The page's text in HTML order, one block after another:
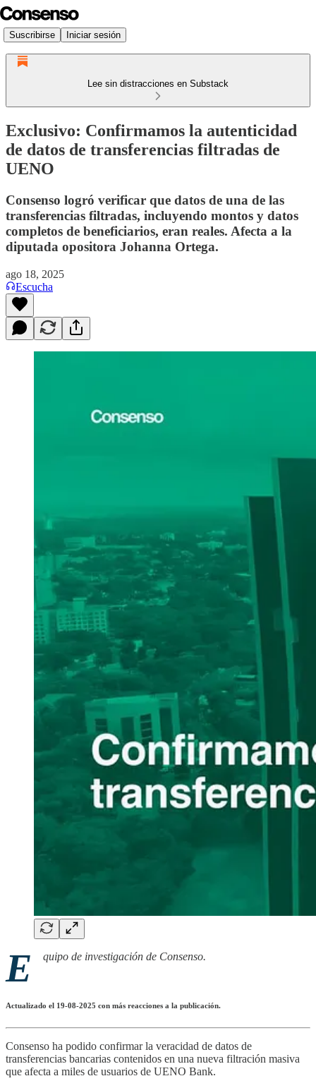
Suscribirse Iniciar sesión
Lee sin distracciones en Substack
Exclusivo: Confirmamos la autenticidad
de datos de transferencias filtradas de
UENO
Consenso logró verificar que datos de una de las
transferencias filtradas, incluyendo montos y datos
completos de beneficiarios, eran reales. Afecta a la
diputada opositora Johanna Ortega.
ago 18, 2025
Escucha
E quipo de investigación de Consenso.
Actualizado el 19-08-2025 con más reacciones a la publicación.
Consenso ha podido confirmar la veracidad de datos de
transferencias bancarias contenidos en una nueva filtración masiva
que afecta a miles de usuarios de UENO Bank.